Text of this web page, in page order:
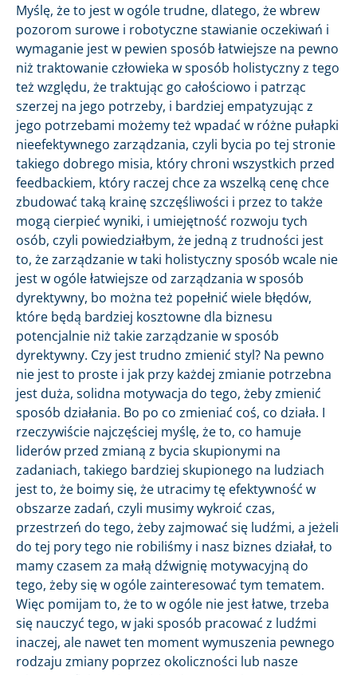
Myślę, że to jest w ogóle trudne, dlatego, że wbrew
pozorom surowe i robotyczne stawianie oczekiwań i
wymaganie jest w pewien sposób łatwiejsze na pewno
niż traktowanie człowieka w sposób holistyczny z tego
też względu, że traktując go całościowo i patrząc
szerzej na jego potrzeby, i bardziej empatyzując z
jego potrzebami możemy też wpadać w różne pułapki
nieefektywnego zarządzania, czyli bycia po tej stronie
takiego dobrego misia, który chroni wszystkich przed
feedbackiem, który raczej chce za wszelką cenę chce
zbudować taką krainę szczęśliwości i przez to także
mogą cierpieć wyniki, i umiejętność rozwoju tych
osób, czyli powiedziałbym, że jedną z trudności jest
to, że zarządzanie w taki holistyczny sposób wcale nie
jest w ogóle łatwiejsze od zarządzania w sposób
dyrektywny, bo można też popełnić wiele błędów,
które będą bardziej kosztowne dla biznesu
potencjalnie niż takie zarządzanie w sposób
dyrektywny. Czy jest trudno zmienić styl? Na pewno
nie jest to proste i jak przy każdej zmianie potrzebna
jest duża, solidna motywacja do tego, żeby zmienić
sposób działania. Bo po co zmieniać coś, co działa. I
rzeczywiście najczęściej myślę, że to, co hamuje
liderów przed zmianą z bycia skupionymi na
zadaniach, takiego bardziej skupionego na ludziach
jest to, że boimy się, że utracimy tę efektywność w
obszarze zadań, czyli musimy wykroić czas,
przestrzeń do tego, żeby zajmować się ludźmi, a jeżeli
do tej pory tego nie robiliśmy i nasz biznes działał, to
mamy czasem za małą dźwignię motywacyjną do
tego, żeby się w ogóle zainteresować tym tematem.
Więc pomijam to, że to w ogóle nie jest łatwe, trzeba
się nauczyć tego, w jaki sposób pracować z ludźmi
inaczej, ale nawet ten moment wymuszenia pewnego
rodzaju zmiany poprzez okoliczności lub nasze